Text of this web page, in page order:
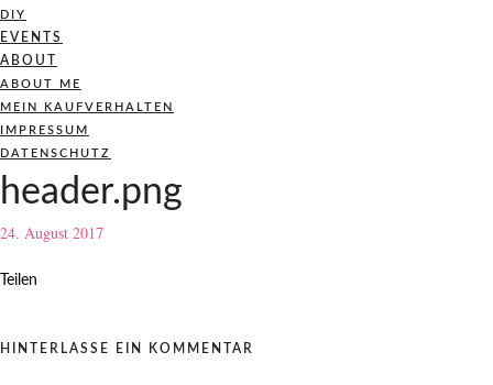
DIY
EVENTS
ABOUT
ABOUT ME
MEIN KAUFVERHALTEN
IMPRESSUM
DATENSCHUTZ
header.png
24. August 2017
Teilen
HINTERLASSE EIN KOMMENTAR